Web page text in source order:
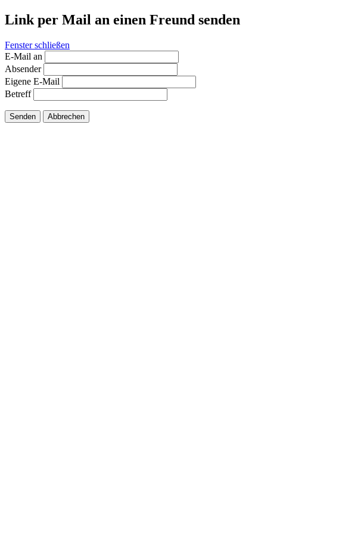
Link per Mail an einen Freund senden
Fenster schließen
E-Mail an
Absender
Eigene E-Mail
Betreff
Senden Abbrechen